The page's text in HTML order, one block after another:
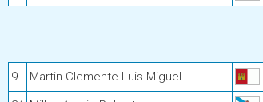
9
Martin Clemente Luis Miguel